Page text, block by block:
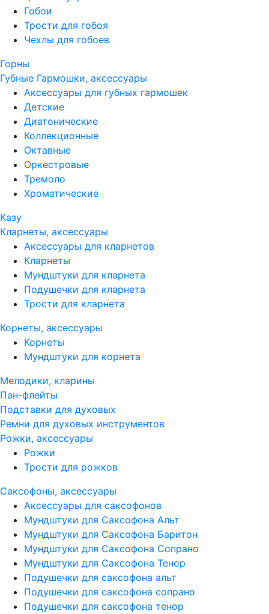
Гобои
Трости для гобоя
Чехлы для гобоев
Горны
Губные Гармошки, аксессуары
Аксессуары для губных гармошек
Детские
Диатонические
Коллекционные
Октавные
Оркестровые
Тремоло
Хроматические
Казу
Кларнеты, аксессуары
Аксессуары для кларнетов
Кларнеты
Мундштуки для кларнета
Подушечки для кларнета
Трости для кларнета
Корнеты, аксессуары
Корнеты
Мундштуки для корнета
Мелодики, кларины
Пан-флейты
Подставки для духовых
Ремни для духовых инструментов
Рожки, аксессуары
Рожки
Трости для рожков
Саксофоны, аксессуары
Аксессуары для саксофонов
Мундштуки для Саксофона Альт
Мундштуки для Саксофона Баритон
Мундштуки для Саксофона Сопрано
Мундштуки для Саксофона Тенор
Подушечки для саксофона альт
Подушечки для саксофона сопрано
Подушечки для саксофона тенор